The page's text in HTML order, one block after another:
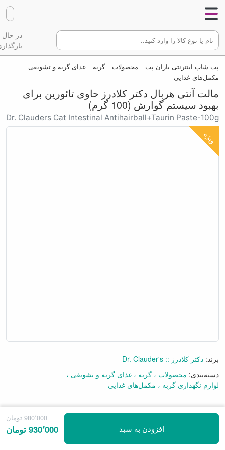
در حال
پت شاپ اینترنتی باران پت محصولات گربه
غذای گربه و تشویقی
مکمل‌های غذایی
مالت آنتی هربال دکتر کلادرز حاوی تائورین برای
بهبود سیستم گوارش (100 گرم)
Dr. Clauders Cat Intestinal Antihairball+Taurin Paste-100g
ویژه
برند: دکتر کلادرز :: Dr. Clauder's
دسته‌بندی: محصولات گربه
غذای گربه و تشویقی
لوازم نگهداری گربه
مکمل‌های غذایی
برای نظر دادن به این محصول اولین باشید
• مالت آنتی هیربال
افزودن به سبد
980٬000 تومان
930٬000 تومان